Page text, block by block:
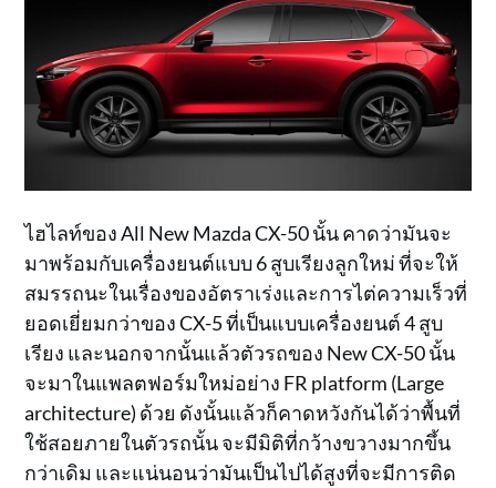
ไฮไลท์ของ All New Mazda CX-50 นั้น คาดว่ามันจะ
มาพร้อมกับเครื่องยนต์แบบ 6 สูบเรียงลูกใหม่ ที่จะให้
สมรรถนะในเรื่องของอัตราเร่งและการไต่ความเร็วที่
ยอดเยี่ยมกว่าของ CX-5 ที่เป็นแบบเครื่องยนต์ 4 สูบ
เรียง และนอกจากนั้นแล้วตัวรถของ New CX-50 นั้น
จะมาในแพลตฟอร์มใหม่อย่าง FR platform (Large
architecture) ด้วย ดังนั้นแล้วก็คาดหวังกันได้ว่าพื้นที่
ใช้สอยภายในตัวรถนั้น จะมีมิติที่กว้างขวางมากขึ้น
กว่าเดิม และแน่นอนว่ามันเป็นไปได้สูงที่จะมีการติด